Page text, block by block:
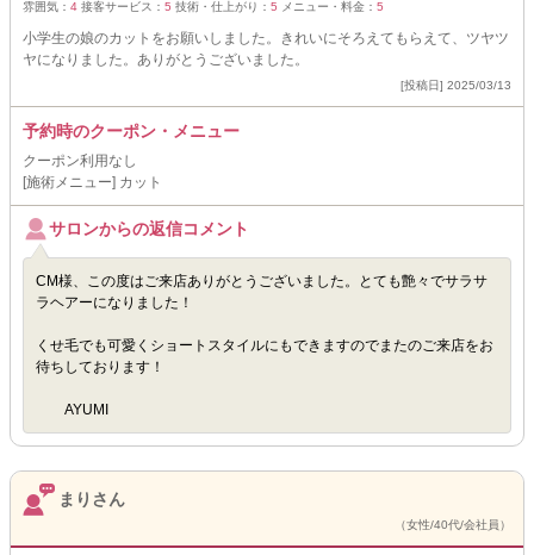
雰囲気： 4 接客サービス： 5 技術・仕上がり： 5 メニュー・料金： 5
小学生の娘のカットをお願いしました。きれいにそろえてもらえて、ツヤツ
ヤになりました。ありがとうございました。
[投稿日] 2025/03/13
予約時のクーポン・メニュー
クーポン利用なし
[施術メニュー] カット
サロンからの返信コメント
CM様、この度はご来店ありがとうございました。とても艶々でサラサ
ラヘアーになりました！
くせ毛でも可愛くショートスタイルにもできますのでまたのご来店をお
待ちしております！
AYUMI
まりさん
（女性/40代/会社員）